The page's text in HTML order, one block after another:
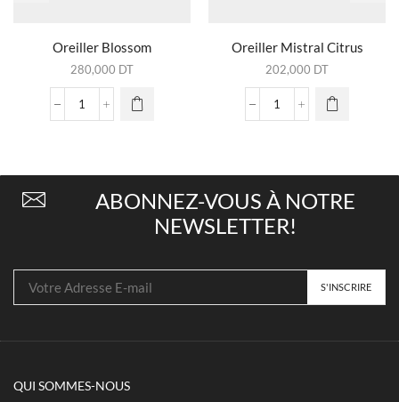
Oreiller Blossom
280,000 DT
quantité
Oreiller Mistral Citrus
202,000 DT
quantité
Citrus
ABONNEZ-VOUS À NOTRE
NEWSLETTER!
QUI SOMMES-NOUS